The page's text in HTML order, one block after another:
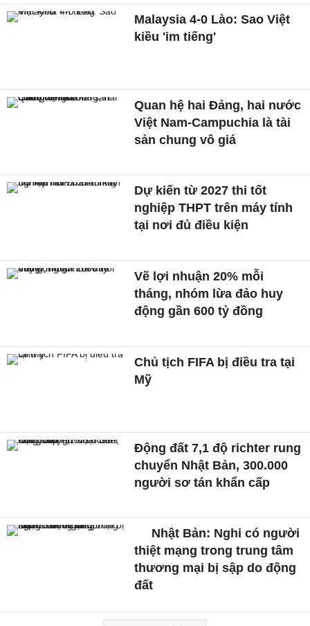
Malaysia 4-0 Lào: Sao Việt
kiều 'im tiếng'
Quan hệ hai Đảng, hai nước
Việt Nam-Campuchia là tài
sản chung vô giá ​
Dự kiến từ 2027 thi tốt
nghiệp THPT trên máy tính
tại nơi đủ điều kiện
Vẽ lợi nhuận 20% mỗi
tháng, nhóm lừa đảo huy
động gần 600 tỷ đồng
Chủ tịch FIFA bị điều tra tại
Mỹ
Động đất 7,1 độ richter rung
chuyển Nhật Bản, 300.000
người sơ tán khẩn cấp
Nhật Bản: Nghi có người
thiệt mạng trong trung tâm
thương mại bị sập do động
đất